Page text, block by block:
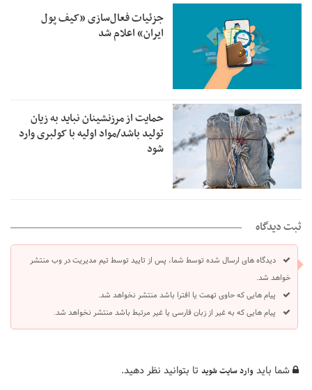
جزئیات فعال‌سازی «کیف پول
ایران» اعلام شد
حمایت از مرزنشینان نباید به زیان
تولید باشد/مواد اولیه با کولبری وارد
شود
ثبت دیدگاه
دیدگاه های ارسال شده توسط شما، پس از تایید توسط تیم مدیریت در وب منتشر
خواهد شد.
پیام هایی که حاوی تهمت یا افترا باشد منتشر نخواهد شد.
پیام هایی که به غیر از زبان فارسی یا غیر مرتبط باشد منتشر نخواهد شد.
شما باید وارد سایت شوید تا بتوانید نظر دهید.